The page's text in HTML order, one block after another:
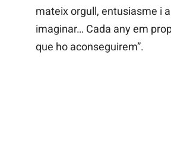
mateix orgull, entusiasme i
imaginar… Cada any em
que ho aconseguirem”.